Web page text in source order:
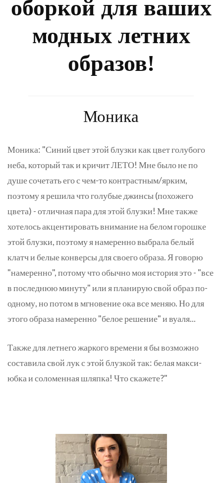
оборкой для ваших
модных летних
образов!
Моника
Моника: "Синий цвет этой блузки как цвет голубого
неба, который так и кричит ЛЕТО! Мне было не по
душе сочетать его с чем-то контрастным/ярким,
поэтому я решила что голубые джинсы (похожего
цвета) - отличная пара для этой блузки! Мне также
хотелось акцентировать внимание на белом горошке
этой блузки, поэтому я намеренно выбрала белый
клатч и белые конверсы для своего образа. Я говорю
"намеренно", потому что обычно моя история это - "все
в последнюю минуту" или я планирую свой образ по-
одному, но потом в мгновение ока все меняю. Но для
этого образа намеренно "белое решение" и вуаля...
Также для летнего жаркого времени я бы возможно
составила свой лук с этой блузкой так: белая макси-
юбка и соломенная шляпка! Что скажете?"